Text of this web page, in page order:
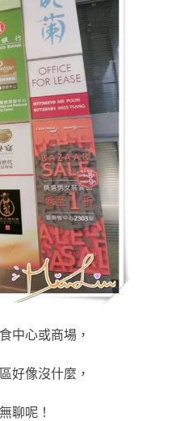
中心或商場，
好像沒什麼，
聊呢！